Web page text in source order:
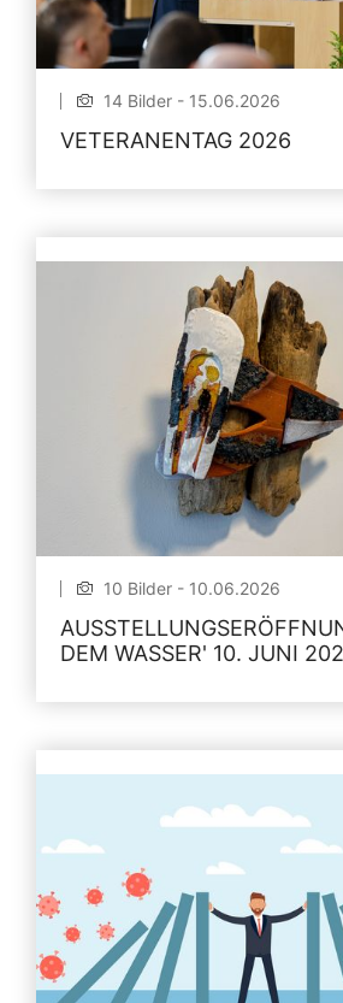
14 Bilder - 15.06.2026
VETERANENTAG 2026
10 Bilder - 10.06.2026
DEM WASSER' 10. JUNI